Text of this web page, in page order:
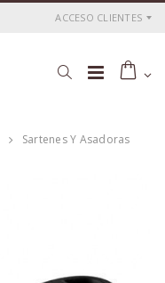
ACCESO CLIENTES
Sartenes Y Asadoras